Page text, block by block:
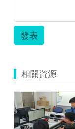
發表
相關資源